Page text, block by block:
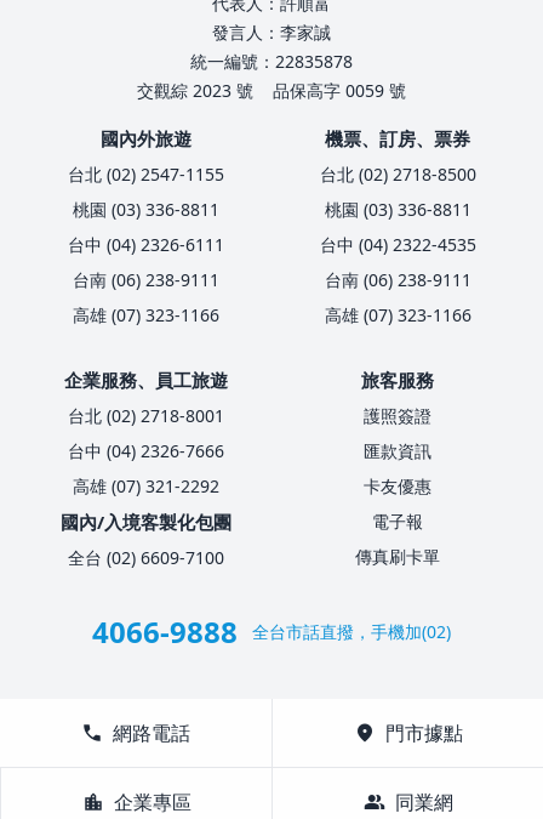
發言人：李家誠
統一編號：22835878
交觀綜 2023 號
品保高字 0059 號
國內外旅遊
台北 (02) 2547-1155
桃園 (03) 336-8811
台中 (04) 2326-6111
台南 (06) 238-9111
高雄 (07) 323-1166
機票、訂房、票券
台北 (02) 2718-8500
桃園 (03) 336-8811
台中 (04) 2322-4535
台南 (06) 238-9111
高雄 (07) 323-1166
企業服務、員工旅遊
台北 (02) 2718-8001
台中 (04) 2326-7666
高雄 (07) 321-2292
國內/入境客製化包團
全台 (02) 6609-7100
旅客服務
護照簽證
匯款資訊
卡友優惠
電子報
傳真刷卡單
4066-9888 全台市話直撥，手機加(02)
call 網路電話 location_on 門市據點
location_city 企業專區 group 同業網